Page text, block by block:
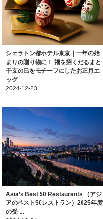
シェラトン都ホテル東京｜一年の始
まりの贈り物に！ 福を招くだるまと
干支の巳をモチーフにしたお正月エ
ッグ
2024-12-23
Asia’s Best 50 Restaurants （アジ
アのベスト50レストラン）2025年度
の受 …